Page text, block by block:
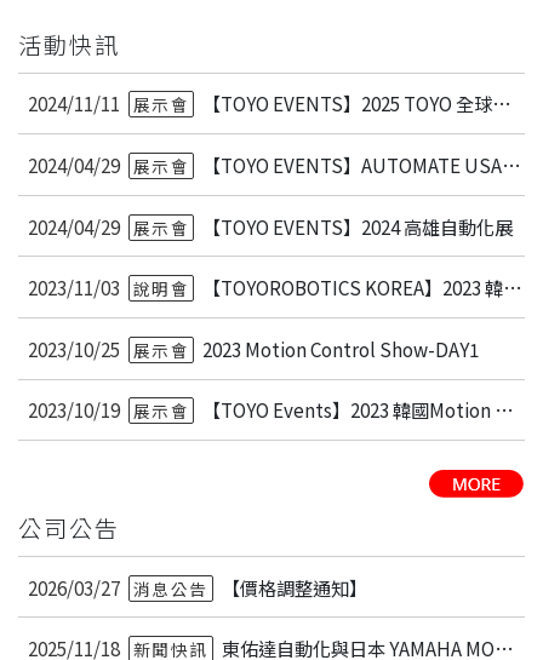
活動快訊
2024/11/11 展示會 【TOYO EVENTS】2025 TOYO 全球展會
2024/04/29 展示會 【TOYO EVENTS】AUTOMATE USA 2024
2024/04/29 展示會 【TOYO EVENTS】2024 高雄自動化展
2023/11/03 說明會 【TOYOROBOTICS KOREA】2023 韓國代理商説明會
2023/10/25 展示會 2023 Motion Control Show-DAY1
2023/10/19 展示會 【TOYO Events】2023 韓國Motion Control Show
公司公告
2026/03/27 消息公告 【價格調整通知】
2025/11/18 新聞快訊 東佑達自動化與日本 YAMAHA MOTOR 成立合資公司 TY ROBOTICS Co., Ltd.